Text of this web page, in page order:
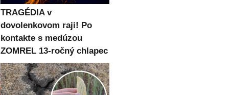
TRAGÉDIA v
dovolenkovom raji! Po
kontakte s medúzou
ZOMREL 13-ročný chlapec